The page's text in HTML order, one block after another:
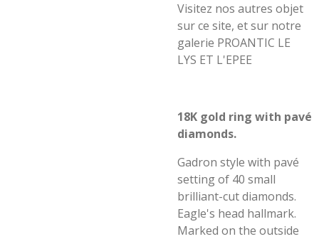
Visitez nos autres objet
sur ce site, et sur notre
galerie PROANTIC LE
LYS ET L'EPEE
18K gold ring with pavé
diamonds.
Gadron style with pavé
setting of 40 small
brilliant-cut diamonds.
Eagle's head hallmark.
Marked on the outside